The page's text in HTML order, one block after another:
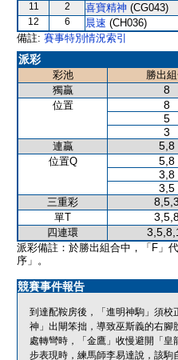
11
2 喜寶精神 (CG043)
12
6 晨速 (CH036)
備註: 賽事特別情況索引
派彩
彩池 勝出
獨贏
8
位置 8
5
3
連贏 5,8
位置Q 5,8
3,8
3,5
三重彩 8,5,3
單T
四連環
派彩備註：於勝出組合中，「F」
序」。
競賽事件報告
到達配鞍房後，「進明神駒」須
神」出閘笨拙，導致巫斯義的右
處轉彎時，「金鷹」收慢避開「
步表現時，練馬師李易達說，該駒